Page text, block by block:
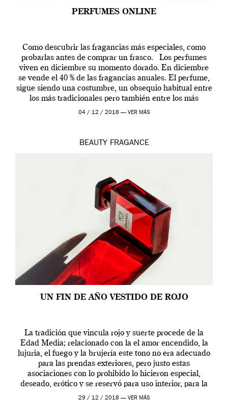
PERFUMES ONLINE
Como descubrir las fragancias más especiales, como
probarlas antes de comprar un frasco. Los perfumes
viven en diciembre su momento dorado. En diciembre
se vende el 40 % de las fragancias anuales. El perfume,
sigue siendo una costumbre, un obsequio habitual entre
los más tradicionales pero también entre los más
modernos. Estos días ha […]
04 / 12 / 2018 — VER MÁS
BEAUTY FRAGANCE
UN FIN DE AÑO VESTIDO DE ROJO
La tradición que vincula rojo y suerte procede de la
Edad Media; relacionado con la el amor encendido, la
lujuria, el fuego y la brujería este tono no era adecuado
para las prendas exteriores, pero justo estas
asociaciones con lo prohibido lo hicieron especial,
deseado, erótico y se reservó para uso interior, para la
ropa […]
29 / 12 / 2018 — VER MÁS